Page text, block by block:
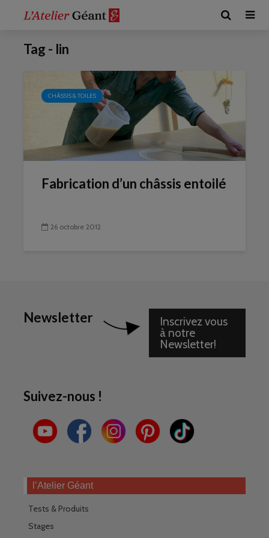
Tag - lin
CHÂSSIS & TOILES
Fabrication d’un châssis entoilé
26 octobre 2012
Newsletter
Inscrivez vous
à notre
Newsletter!
Suivez-nous !
l’Atelier Géant
Tests & Produits
Stages